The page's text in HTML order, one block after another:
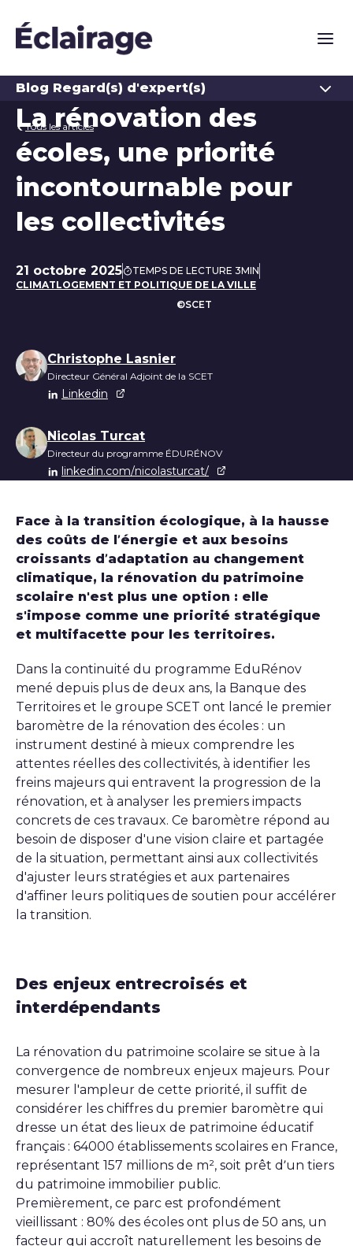
Blog Regard(s) d'expert(s)
Tous les articles
La rénovation des
écoles, une priorité
incontournable pour
les collectivités
Date de publication
21 octobre 2025
TEMPS DE LECTURE 3MIN
CLIMATLOGEMENT ET POLITIQUE DE LA VILLE
©SCET
Liste des auteurs
Christophe Lasnier
Directeur Général Adjoint de la SCET
Linkedin
Nicolas Turcat
Directeur du programme ÉDURÉNOV
linkedin.com/nicolasturcat/
Face à la transition écologique, à la hausse
des coûts de l’énergie et aux besoins
croissants d’adaptation au changement
climatique, la rénovation du patrimoine
scolaire n'est plus une option : elle
s'impose comme une priorité stratégique
et multifacette pour les territoires.
Dans la continuité du programme EduRénov
mené depuis plus de deux ans, la Banque des
Territoires et le groupe SCET ont lancé le premier
baromètre de la rénovation des écoles : un
instrument destiné à mieux comprendre les
attentes réelles des collectivités, à identifier les
freins majeurs qui entravent la progression de la
rénovation, et à analyser les premiers impacts
concrets de ces travaux. Ce baromètre répond au
besoin de disposer d'une vision claire et partagée
de la situation, permettant ainsi aux collectivités
d'ajuster leurs stratégies et aux partenaires
d'affiner leurs politiques de soutien pour accélérer
la transition.
Des enjeux entrecroisés et
interdépendants
La rénovation du patrimoine scolaire se situe à la
convergence de nombreux enjeux majeurs. Pour
mesurer l'ampleur de cette priorité, il suffit de
considérer les chiffres du premier baromètre qui
dresse un état des lieux de patrimoine éducatif
français : 64000 établissements scolaires en France,
représentant 157 millions de m², soit prêt d’un tiers
du patrimoine immobilier public.
Premièrement, ce parc est profondément
vieillissant : 80% des écoles ont plus de 50 ans, un
facteur qui accroît naturellement les besoins de